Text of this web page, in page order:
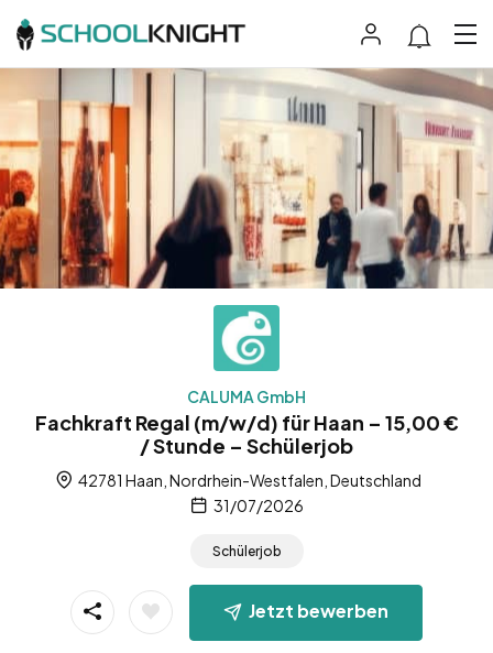
CALUMA GmbH
Fachkraft Regal (m/w/d) für Haan – 15,00 €
/ Stunde – Schülerjob
42781 Haan, Nordrhein-Westfalen, Deutschland
31/07/2026
Schülerjob
Jetzt bewerben